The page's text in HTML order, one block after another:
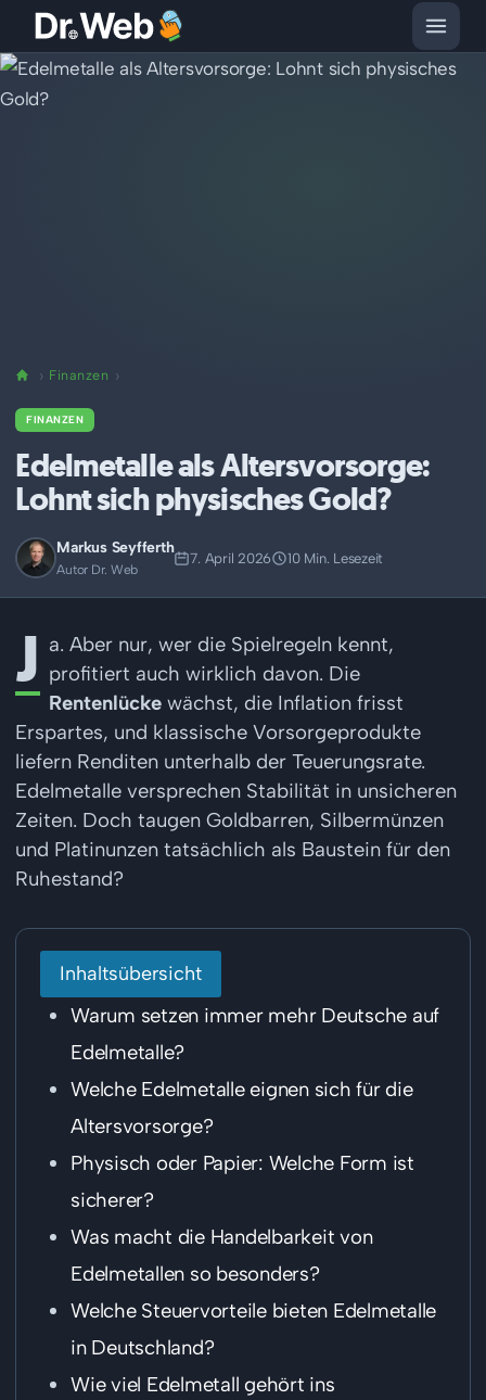
Finanzen
FINANZEN
Edelmetalle als Altersvorsorge:
Lohnt sich physisches Gold?
Markus Seyfferth
Autor Dr. Web
7. April 2026 10 Min. Lesezeit
J a. Aber nur, wer die Spielregeln kennt,
profitiert auch wirklich davon. Die
Rentenlückewächst, die Inflation frisst
Erspartes, und klassische Vorsorgeprodukte
liefern Renditen unterhalb der Teuerungsrate.
Edelmetalle versprechen Stabilität in unsicheren
Zeiten. Doch taugen Goldbarren, Silbermünzen
und Platinunzen tatsächlich als Baustein für den
Ruhestand?
Inhaltsübersicht
Warum setzen immer mehr Deutsche auf
Edelmetalle?
Welche Edelmetalle eignen sich für die
Altersvorsorge?
Physisch oder Papier: Welche Form ist
sicherer?
Was macht die Handelbarkeit von
Edelmetallen so besonders?
Welche Steuervorteile bieten Edelmetalle
in Deutschland?
Wie viel Edelmetall gehört ins